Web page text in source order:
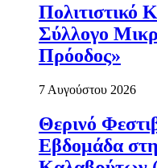
Πολιτιστικό
Σύλλογο
Πρόοδος»
7 Αυγούστου 2026
Θερινό
Εβδομάδα